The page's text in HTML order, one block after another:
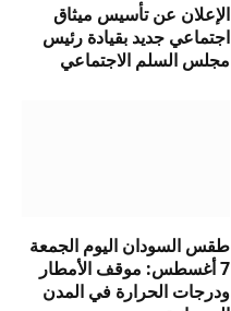
الإعلان عن تأسيس ميثاق
اجتماعي جديد بقيادة رئيس
مجلس السلم الاجتماعي
طقس السودان اليوم الجمعة
7 أغسطس: موقف الأمطار
ودرجات الحرارة في المدن